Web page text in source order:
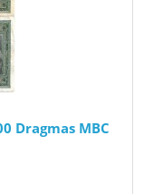
Dragmas MBC